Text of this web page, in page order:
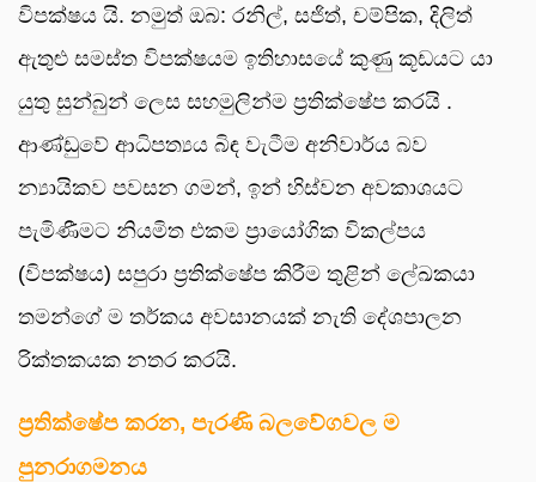
විපක්ෂය යි. නමුත් ඔබ: රනිල්, සජිත්, චම්පික, දිලිත්
ඇතුළු සමස්ත විපක්ෂයම ඉතිහාසයේ කුණු කූඩයට යා
යුතු සුන්බුන් ලෙස සහමුලින්ම ප්‍රතික්ෂේප කරයි .
ආණ්ඩුවේ ආධිපත්‍යය බිඳ වැටීම අනිවාර්ය බව
න්‍යායිකව පවසන ගමන්, ඉන් හිස්වන අවකාශයට
පැමිණීමට නියමිත එකම ප්‍රායෝගික විකල්පය
(විපක්ෂය) සපුරා ප්‍රතික්ෂේප කිරීම තුළින් ලේඛකයා
තමන්ගේ ම තර්කය අවසානයක් නැති දේශපාලන
රික්තකයක නතර කරයි.
ප්‍රතික්ෂේප කරන, පැරණි බලවේගවල ම
පුනරාගමනය